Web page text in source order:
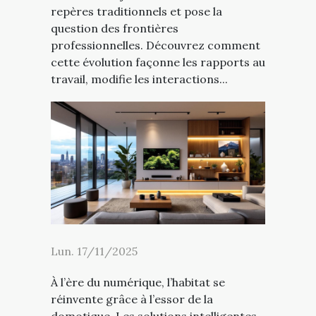
repères traditionnels et pose la
question des frontières
professionnelles. Découvrez comment
cette évolution façonne les rapports au
travail, modifie les interactions...
Lun. 17/11/2025
À l’ère du numérique, l’habitat se
réinvente grâce à l’essor de la